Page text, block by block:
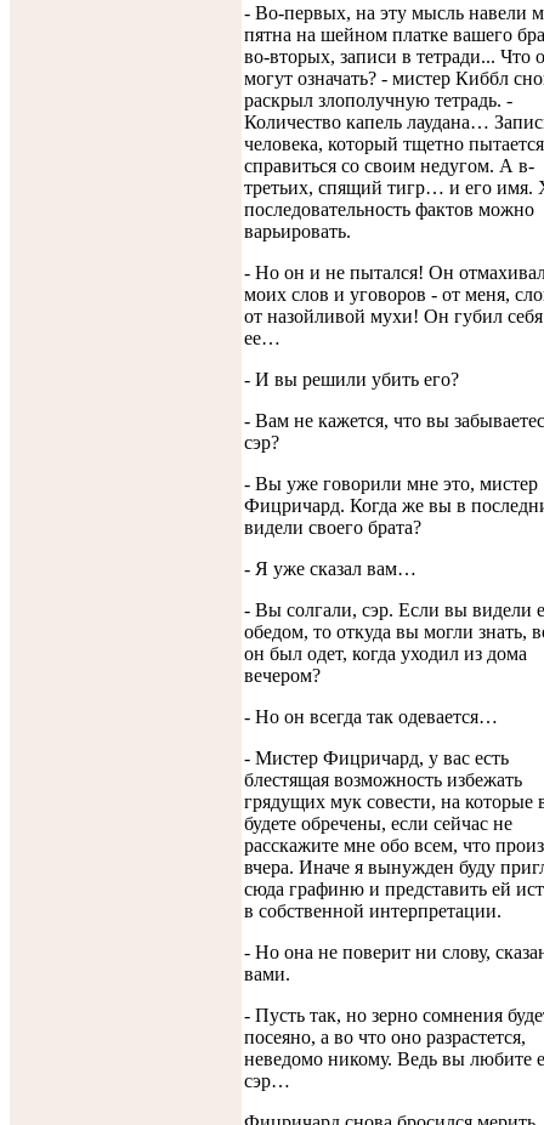
- Во-первых, на эту мысль навели
пятна на шейном платке вашего
во-вторых, записи в тетради... Что
могут означать? - мистер Киббл
раскрыл злополучную тетрадь. -
Количество капель лаудана…
человека, который тщетно пытается
справиться со своим недугом. А в-
третьих, спящий тигр… и его имя.
последовательность фактов можно
варьировать.
- Но он и не пытался! Он
моих слов и уговоров - от меня,
от назойливой мухи! Он губил
ее…
- И вы решили убить его?
- Вам не кажется, что вы
сэр?
- Вы уже говорили мне это, мистер
Фицричард. Когда же вы в
видели своего брата?
- Я уже сказал вам…
- Вы солгали, сэр. Если вы видели
обедом, то откуда вы могли знать,
он был одет, когда уходил из дома
вечером?
- Но он всегда так одевается…
- Мистер Фицричард, у вас есть
блестящая возможность избежать
грядущих мук совести, на которые
будете обречены, если сейчас не
расскажите мне обо всем, что
вчера. Иначе я вынужден буду
сюда графиню и представить ей
в собственной интерпретации.
- Но она не поверит ни слову,
вами.
- Пусть так, но зерно сомнения
посеяно, а во что оно разрастется,
неведомо никому. Ведь вы любите
сэр…